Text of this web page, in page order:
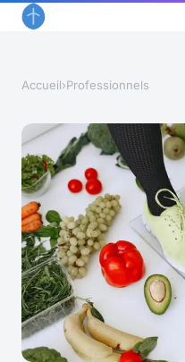
Accueil›Professionnels